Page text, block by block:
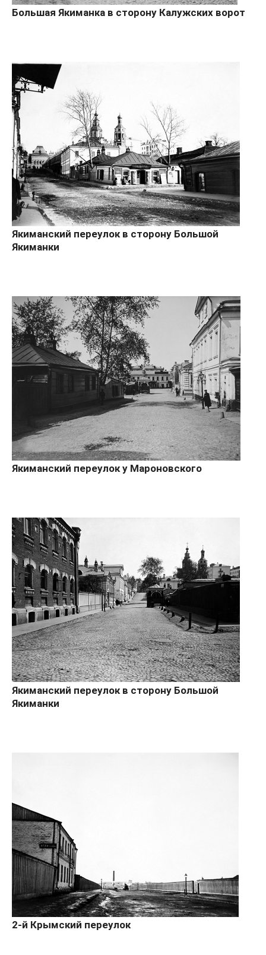
Большая Якиманка в сторону Калужских ворот
Якиманский переулок в сторону Большой
Якиманки
Якиманский переулок у Мароновского
Якиманский переулок в сторону Большой
Якиманки
2-й Крымский переулок